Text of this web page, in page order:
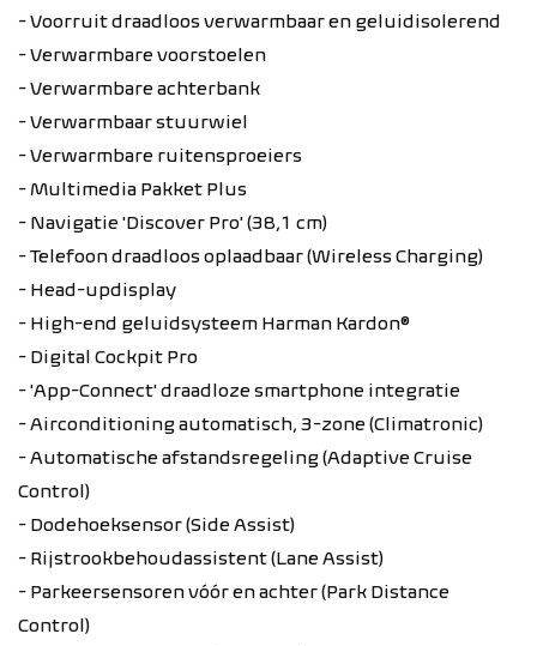
- Voorruit draadloos verwarmbaar en geluidisolerend
- Verwarmbare voorstoelen
- Verwarmbare achterbank
- Verwarmbaar stuurwiel
- Verwarmbare ruitensproeiers
- Multimedia Pakket Plus
- Navigatie 'Discover Pro' (38,1 cm)
- Telefoon draadloos oplaadbaar (Wireless Charging)
- Head-updisplay
- High-end geluidsysteem Harman Kardon®
- Digital Cockpit Pro
- 'App-Connect' draadloze smartphone integratie
- Airconditioning automatisch, 3-zone (Climatronic)
- Automatische afstandsregeling (Adaptive Cruise
Control)
- Dodehoeksensor (Side Assist)
- Rijstrookbehoudassistent (Lane Assist)
- Parkeersensoren vóór en achter (Park Distance
Control)